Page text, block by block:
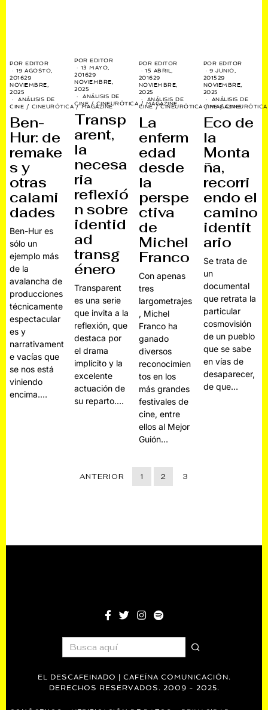
POREDITOR
19 AGOSTO,
201629
NOVIEMBRE,
2025
ANÁLISIS DE
CINE / CINEURÓTICA / MAGAZINE
Ben-
Hur: de
remake
s y
otras
calami
dades
Ben-Hur es
sólo un
ejemplo más
de la
avalancha de
producciones
técnicamente
espectacular
es y
narrativament
e vacías que
se nos está
viniendo
encima.…
POREDITOR
13 MAYO,
201629
NOVIEMBRE,
2025
ANÁLISIS DE
CINE / CINEURÓTICA / MAGAZINE
Transp
arent,
la
necesa
ria
reflexió
n sobre
identid
ad
transg
énero
Transparent
es una serie
que invita a la
reflexión, que
destaca por
el drama
implícito y la
excelente
actuación de
su reparto.…
POR EDITOR
15 ABRIL,
201629
NOVIEMBRE,
2025
ANÁLISIS DE
CINE / CINEURÓTICA / MAGAZINE
La
enferm
edad
desde
la
perspe
ctiva
de
Michel
Franco
Con apenas
tres
largometrajes
, Michel
Franco ha
ganado
diversos
reconocimien
tos en los
más grandes
festivales de
cine, entre
ellos al Mejor
Guión…
POR EDITOR
9 JUNIO,
2015 29
NOVIEMBRE,
2025
ANÁLISIS DE
CINE / CINEURÓTICA
Eco de
la
Monta
ña,
recorri
endo el
camino
identit
ario
Se trata de
un
documental
que retrata la
particular
cosmovisión
de un pueblo
que se sabe
en vías de
desaparecer,
de que…
ANTERIOR 1 2 3
EL DESCAFEINADO | CAFEÍNA COMUNICACIÓN.
DERECHOS RESERVADOS. 2009 - 2025.